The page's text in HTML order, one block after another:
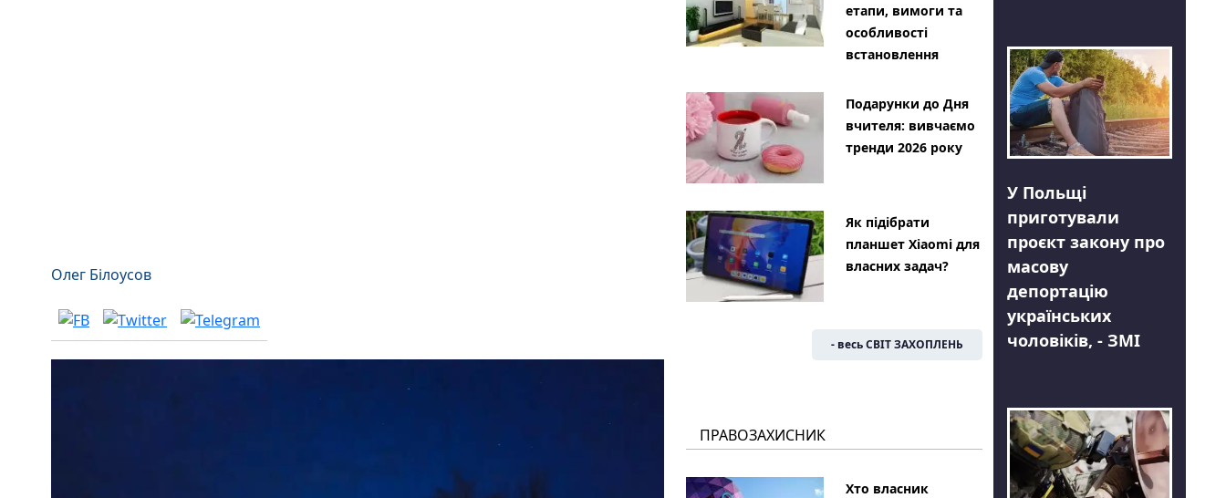
Олег Білоусов
етапи, вимоги та
особливості
встановлення
Подарунки до Дня
вчителя: вивчаємо
тренди 2026 року
Як підібрати
планшет Xiaomi для
власних задач?
- весь СВІТ ЗАХОПЛЕНЬ
ПРАВОЗАХИСНИК
Хто власник
У Польщі
приготували
проєкт закону про
масову
депортацію
українських
чоловіків, - ЗМІ